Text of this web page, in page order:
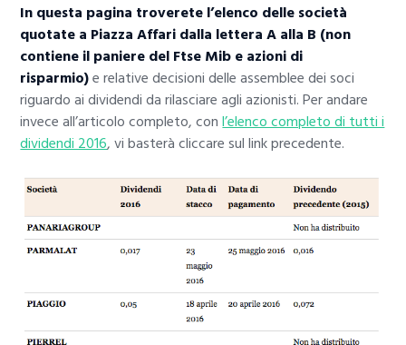
In questa pagina troverete l’elenco delle società
quotate a Piazza Affari dalla lettera A alla B (non
contiene il paniere del Ftse Mib e azioni di
risparmio)e relative decisioni delle assemblee dei soci
riguardo ai dividendi da rilasciare agli azionisti. Per andare
invece all’articolo completo, conl’elenco completo di tutti i
dividendi 2016, vi basterà cliccare sul link precedente.